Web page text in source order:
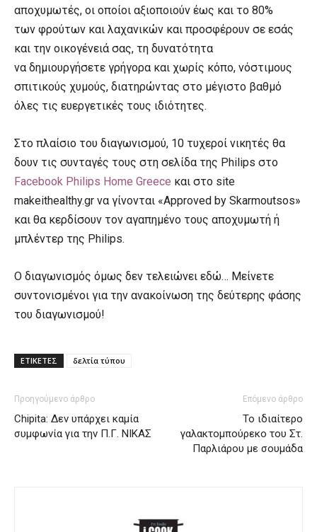
αποχυμωτές, οι οποίοι αξιοποιούν έως και το 80%
των φρούτων και λαχανικών και προσφέρουν σε εσάς
και την οικογένειά σας, τη δυνατότητα
να δημιουργήσετε γρήγορα και χωρίς κόπο, νόστιμους
σπιτικούς χυμούς, διατηρώντας στο μέγιστο βαθμό
όλες τις ευεργετικές τους ιδιότητες.
Στο πλαίσιο του διαγωνισμού, 10 τυχεροί νικητές θα
δουν τις συνταγές τους στη σελίδα της Philips στο
Facebook Philips Home Greece και στο site
makeithealthy.gr να γίνονται «Approved by Skarmoutsos»
και θα κερδίσουν τον αγαπημένο τους αποχυμωτή ή
μπλέντερ της Philips.
Ο διαγωνισμός όμως δεν τελειώνει εδώ… Μείνετε
συντονισμένοι για την ανακοίνωση της δεύτερης φάσης
του διαγωνισμού!
ΕΤΙΚΕΤΕΣ δελτία τύπου
Προηγούμενο άρθρο
Chipita: Δεν υπάρχει καμία
συμφωνία για την Π.Γ. ΝΙΚΑΣ
Επόμενο άρθρο
Το ιδιαίτερο
γαλακτομπούρεκο του Στ.
Παρλιάρου με σουμάδα